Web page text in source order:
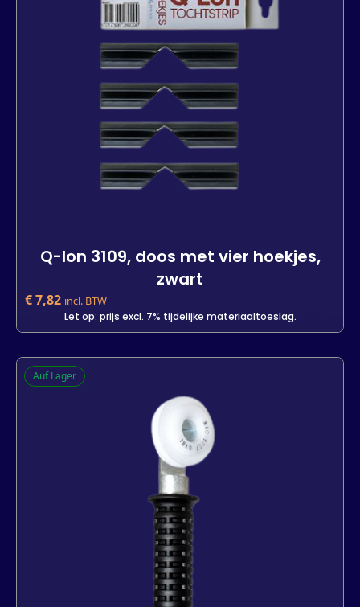
Q-lon 3109, doos met vier hoekjes,
zwart
€7,82 incl. BTW
Let op: prijs excl. 7% tijdelijke materiaaltoeslag.
Q-lon 3109, doos met vier hoekjes,
Auf Lager